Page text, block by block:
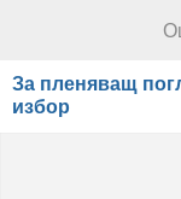
За пленяващ
избор